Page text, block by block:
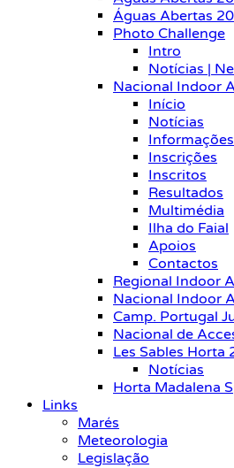
Águas Abertas
Photo Challenge
Intro
Notícias |
Nacional Indoor
Início
Notícias
Informações
Inscrições
Inscritos
Resultados
Multimédia
Ilha do Faial
Apoios
Contactos
Regional Indoor
Nacional Indoor
Camp. Portugal
Nacional de
Les Sables Horta
Notícias
Horta Madalena
Links
Marés
Meteorologia
Legislação